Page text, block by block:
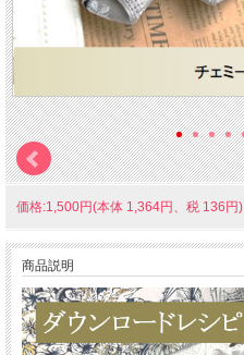
価格:1,500円(本体 1,364円、税 136円)
商品説明